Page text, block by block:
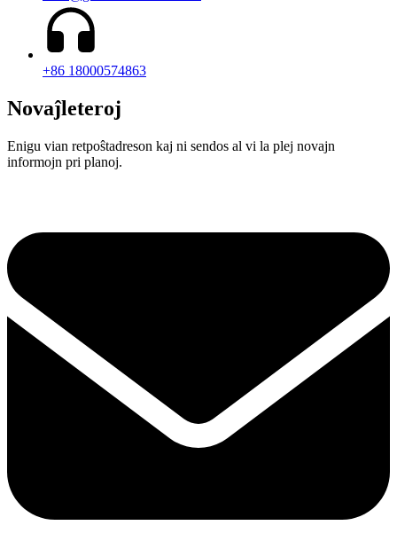
+86 18000574863
Novaĵleteroj
Enigu vian retpoŝtadreson kaj ni sendos al vi la plej novajn
informojn pri planoj.